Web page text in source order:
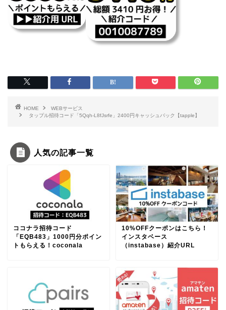
HOME
WEBサービス
タップル招待コード「5Qqh-L8fJsrfe」2400円キャッシュバック【tapple】
人気の記事一覧
ココナラ招待コード
「EQB483」1000円分ポイン
トもらえる！coconala
10%OFFクーポンはこちら！
インスタベース
（instabase）紹介URL